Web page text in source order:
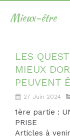
Mieux-être
LES
MIEUX
PEUVENT
27 Juin 2024
1ère partie :
PRISE
Articles à venir